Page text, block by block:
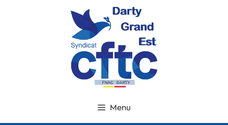
Menu